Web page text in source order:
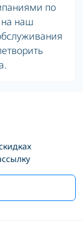
по
на наш